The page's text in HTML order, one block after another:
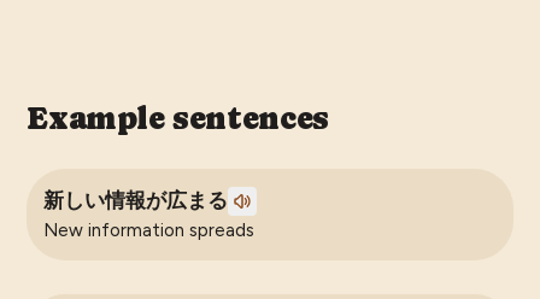
Example sentences
新しい情報が広まる
New information spreads